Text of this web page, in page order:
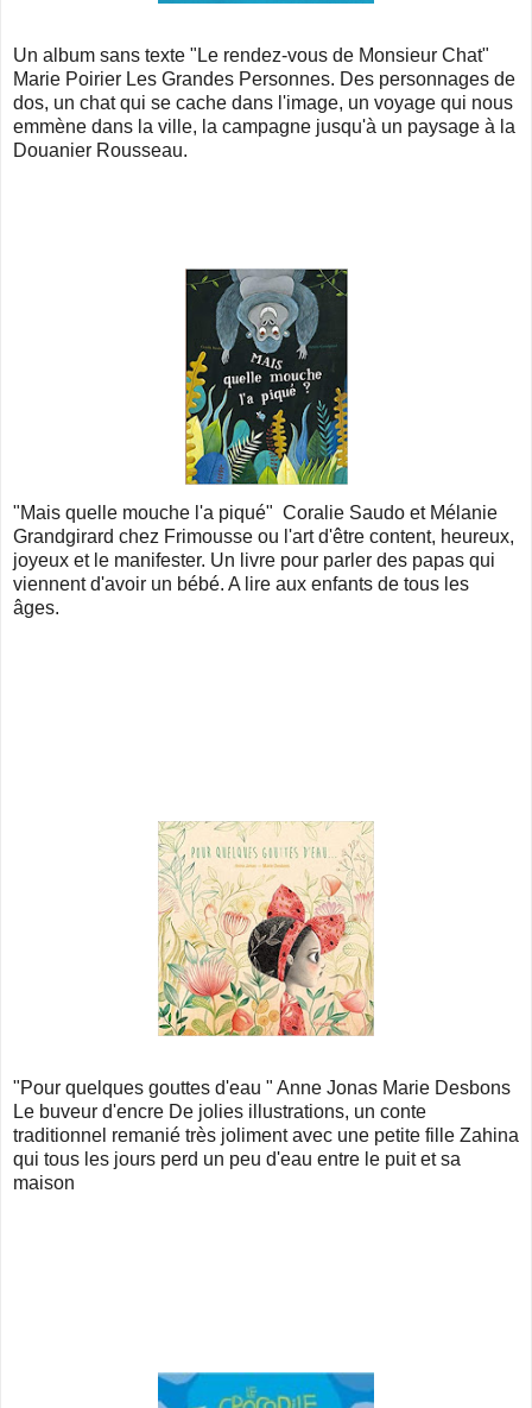
Un album sans texte "Le rendez-vous de Monsieur Chat"
Marie Poirier Les Grandes Personnes. Des personnages de
dos, un chat qui se cache dans l'image, un voyage qui nous
emmène dans la ville, la campagne jusqu'à un paysage à la
Douanier Rousseau.
"Mais quelle mouche l'a piqué" Coralie Saudo et Mélanie
Grandgirard chez Frimousse ou l'art d'être content, heureux,
joyeux et le manifester. Un livre pour parler des papas qui
viennent d'avoir un bébé. A lire aux enfants de tous les
âges.
"Pour quelques gouttes d'eau " Anne Jonas Marie Desbons
Le buveur d'encre De jolies illustrations, un conte
traditionnel remanié très joliment avec une petite fille Zahina
qui tous les jours perd un peu d'eau entre le puit et sa
maison